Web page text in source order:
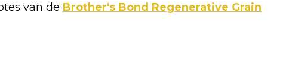
van de Brother's Bond Regenerative Grain